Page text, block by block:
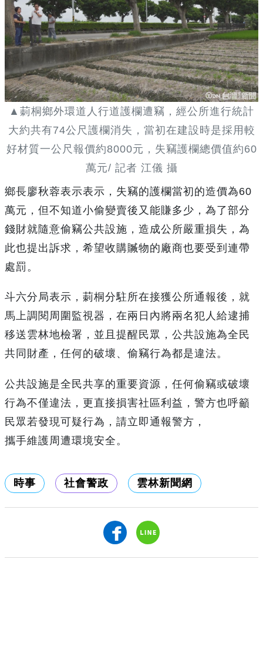
▲莿桐鄉外環道人行道護欄遭竊，經公所進行統計
大約共有74公尺護欄消失，當初在建設時是採用較
好材質一公尺報價約8000元，失竊護欄總價值約60
萬元/ 記者 江儀 攝
鄉長廖秋蓉表示表示，失竊的護欄當初的造價為60
萬元，但不知道小偷變賣後又能賺多少，為了部分
錢財就隨意偷竊公共設施，造成公所嚴重損失，為
此也提出訴求，希望收購贓物的廠商也要受到連帶
處罰。
斗六分局表示，莿桐分駐所在接獲公所通報後，就
馬上調閱周圍監視器，在兩日內將兩名犯人給逮捕
移送雲林地檢署，並且提醒民眾，公共設施為全民
共同財產，任何的破壞、偷竊行為都是違法。
公共設施是全民共享的重要資源，任何偷竊或破壞
行為不僅違法，更直接損害社區利益，警方也呼籲
民眾若發現可疑行為，請立即通報警方，
攜手維護周遭環境安全。
時事 社會警政 雲林新聞網